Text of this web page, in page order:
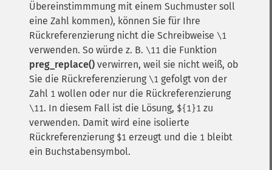
Übereinstimmmung mit einem Suchmuster soll
eine Zahl kommen), können Sie für Ihre
Rückreferenzierung nicht die Schreibweise \1
verwenden. So würde z. B. \11 die Funktion
preg_replace() verwirren, weil sie nicht weiß, ob
Sie die Rückreferenzierung \1 gefolgt von der
Zahl 1 wollen oder nur die Rückreferenzierung
\11. In diesem Fall ist die Lösung, ${1}1 zu
verwenden. Damit wird eine isolierte
Rückreferenzierung $1 erzeugt und die 1 bleibt
ein Buchstabensymbol.